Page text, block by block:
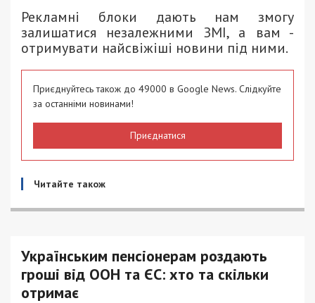
Рекламні блоки дають нам змогу
залишатися незалежними ЗМІ, а вам -
отримувати найсвіжіші новини під ними.
Приєднуйтесь також до 49000 в Google News. Слідкуйте
за останніми новинами!
Приєднатися
Читайте також
Українським пенсіонерам роздають
гроші від ООН та ЄС: хто та скільки
отримає